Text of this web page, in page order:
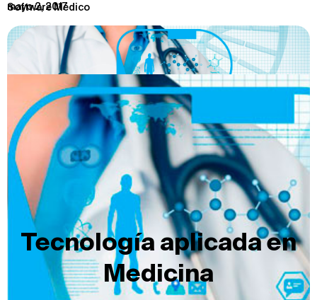
mayo 2, 2017
Software Médico
Tecnología aplicada en
Medicina